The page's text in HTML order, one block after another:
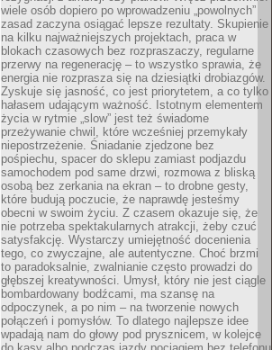
wiele osób dopiero po wprowadzeniu „powolnych”
zasad zaczyna osiągać lepsze rezultaty. Skupienie
na kilku najważniejszych projektach, praca w
blokach czasowych bez rozpraszaczy, regularne
przerwy na regenerację – to wszystko sprawia, że
energia nie rozprasza się na dziesiątki drobiazgów.
Zyskuje się jasność, co jest priorytetem, a co tylko
hałasem udającym ważność. Istotnym elementem
życia w rytmie „slow” jest też świadome
przeżywanie chwil, które wcześniej przemykały
niepostrzeżenie. Śniadanie zjedzone bez
pośpiechu, spacer do sklepu zamiast podjazdu
samochodem pod same drzwi, rozmowa z bliską
osobą bez zerkania na ekran – to drobne gesty,
które budują poczucie, że naprawdę jesteśmy
obecni w swoim życiu. Z czasem okazuje się, że
nie potrzeba spektakularnych atrakcji, żeby czuć
satysfakcję. Wystarczy umiejętność docenienia
tego, co zwyczajne, ale autentyczne. Choć brzmi
to paradoksalnie, zwalnianie często prowadzi do
głębszej kreatywności. Umysł, który nie jest ciągle
bombardowany bodźcami, ma szansę na
odpoczynek, a po nim – na tworzenie nowych
połączeń i pomysłów. To dlatego najlepsze idee
wpadają nam do głowy pod prysznicem, w kolejce